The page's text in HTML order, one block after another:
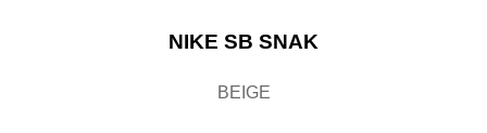
NIKE SB SNAK
BEIGE